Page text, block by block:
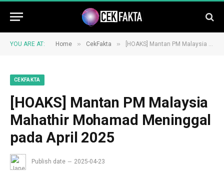
YOU ARE AT: Home » CekFakta » [HOAKS] Mantan PM Malaysia Mahathir Mohamad Meninggal pada April 2025
CEKFAKTA
[HOAKS] Mantan PM Malaysia
Mahathir Mohamad Meninggal
pada April 2025
Publish date 2025-04-23